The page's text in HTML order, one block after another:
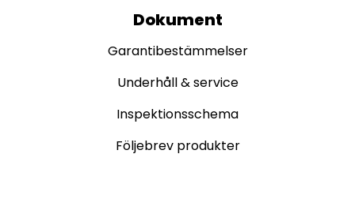
Dokument
Garantibestämmelser
Underhåll & service
Inspektionsschema
Följebrev produkter